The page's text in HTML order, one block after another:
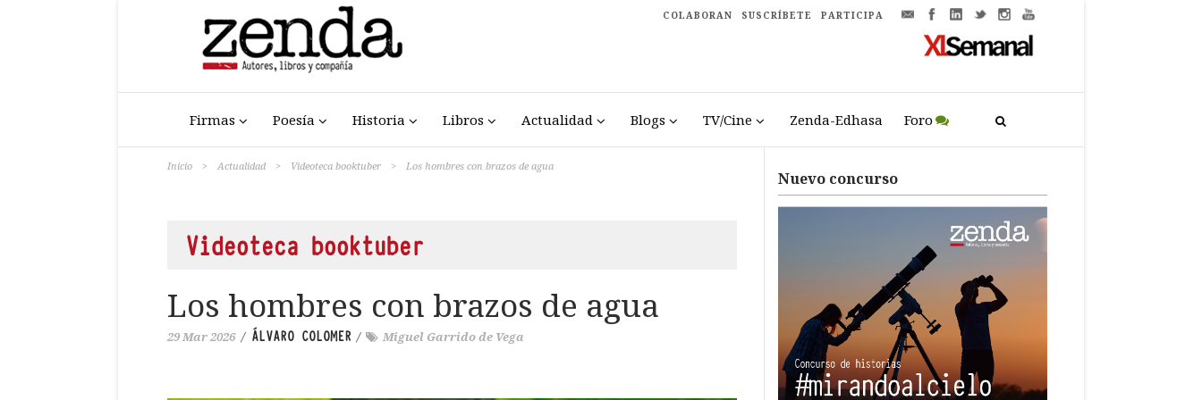
COLABORAN SUSCRÍBETE PARTICIPA
Firmas Poesía Historia Libros Actualidad Blogs TV/Cine Zenda-Edhasa Foro
Inicio > Actualidad > Videoteca booktuber > Los hombres con brazos de agua
Videoteca booktuber
Los hombres con brazos de agua
29 Mar 2026 / ÁLVARO COLOMER / Miguel Garrido de Vega
Nuevo concurso